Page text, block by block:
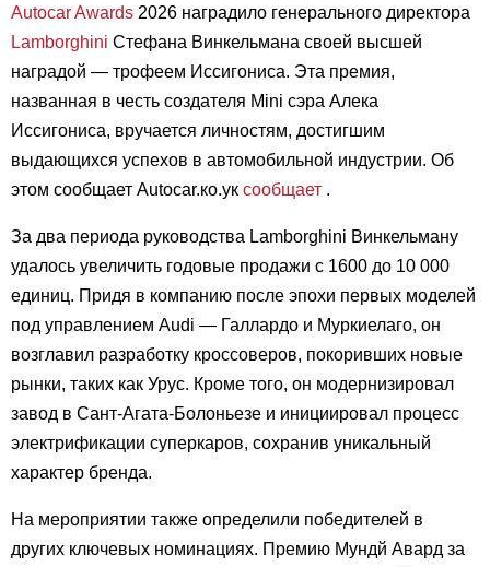
Autocar Awards 2026 наградило генерального директора
Lamborghini Стефана Винкельмана своей высшей
наградой — трофеем Иссигониса. Эта премия,
названная в честь создателя Mini сэра Алека
Иссигониса, вручается личностям, достигшим
выдающихся успехов в автомобильной индустрии. Об
этом сообщает Autocar.ко.ук сообщает .
За два периода руководства Lamborghini Винкельману
удалось увеличить годовые продажи с 1600 до 10 000
единиц. Придя в компанию после эпохи первых моделей
под управлением Audi — Галлардо и Муркиелаго, он
возглавил разработку кроссоверов, покоривших новые
рынки, таких как Урус. Кроме того, он модернизировал
завод в Сант-Агата-Болоньезе и инициировал процесс
электрификации суперкаров, сохранив уникальный
характер бренда.
На мероприятии также определили победителей в
других ключевых номинациях. Премию Мундй Авард за